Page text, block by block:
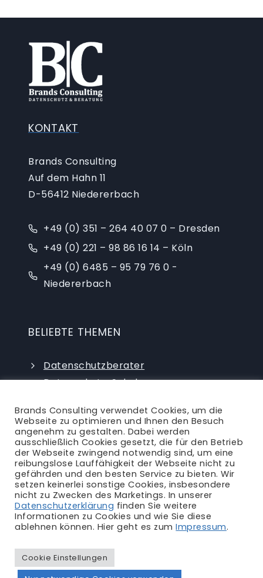
KONTAKT
Brands Consulting
Auf dem Hahn 11
D-56412 Niedererbach
+49 (0) 351 – 264 40 07 0 – Dresden
+49 (0) 221 – 98 86 16 14 – Köln
+49 (0) 6485 – 95 79 76 0 -
Niedererbach
BELIEBTE THEMEN
Datenschutzberater
Datenschutz-Schulungen
externer Datenschutzbeauftragter
Ansprechpartner| Blog| Karriere|
Impressum|Datenschutzerklärung|AGB
Brands Consulting verwendet Cookies, um die
Webseite zu optimieren und Ihnen den Besuch
angenehm zu gestalten. Dabei werden
ausschließlich Cookies gesetzt, die für den Betrieb
der Webseite zwingend notwendig sind, um eine
reibungslose Lauffähigkeit der Webseite nicht zu
gefährden und den besten Service zu bieten. Wir
setzen keinerlei sonstige Cookies, insbesondere
nicht zu Zwecken des Marketings. In unserer
Datenschutzerklärung finden Sie weitere
Informationen zu Cookies und wie Sie diese
ablehnen können. Hier geht es zumImpressum.
Cookie Einstellungen